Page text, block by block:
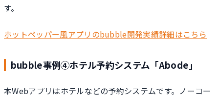
す。
ホットペッパー風アプリのbubble開発実績詳細はこちら
bubble事例④ホテル予約システム「Abode」
本Webアプリはホテルなどの予約システムです。ノーコー